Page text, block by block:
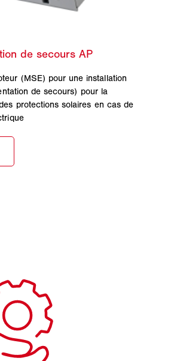
(MSE) pour une installation
de secours) pour la
protections solaires en cas de